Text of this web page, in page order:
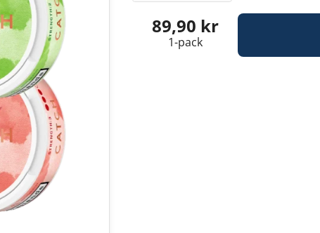
89,90 kr
1-pack